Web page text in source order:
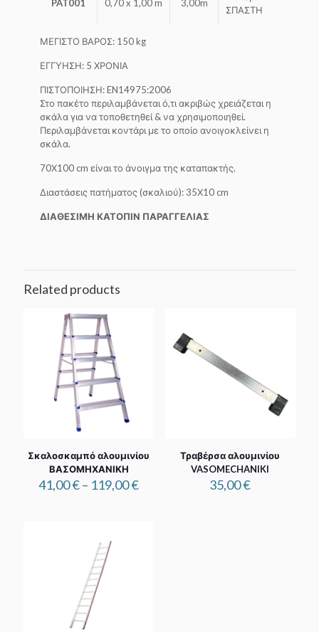
PAT001 0,70 x 1,00 m 3,00m
ΣΠΑΣΤΗ
ΜΕΓΙΣΤΟ ΒΑΡΟΣ: 150 kg
ΕΓΓΥΗΣΗ: 5 ΧΡΟΝΙΑ
ΠΙΣΤΟΠΟΙΗΣΗ: EN14975:2006
Στο πακέτο περιλαμβάνεται ό,τι ακριβώς χρειάζεται η
σκάλα για να τοποθετηθεί & να χρησιμοποιηθεί.
Περιλαμβάνεται κοντάρι με το οποίο ανοιγοκλείνει η
σκάλα.
70Χ100 cm είναι το άνοιγμα της καταπακτής.
Διαστάσεις πατήματος (σκαλιού): 35Χ10 cm
ΔΙΑΘΕΣΙΜΗ ΚΑΤΟΠΙΝ ΠΑΡΑΓΓΕΛΙΑΣ
Related products
Σκαλοσκαμπό αλουμινίου
ΒΑΣΟΜΗΧΑΝΙΚΗ
41,00€– 119,00€Price
Τραβέρσα αλουμινίου
VASOMECHANIKI
35,00€